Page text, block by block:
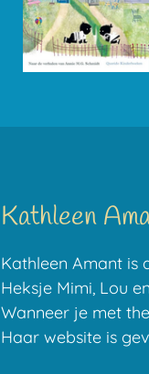
Kathleen
Kathleen Amant is
Heksje Mimi, Lou
Wanneer je met
Haar website is